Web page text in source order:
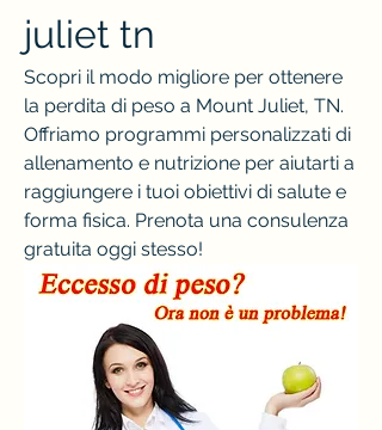
juliet tn
Scopri il modo migliore per ottenere
la perdita di peso a Mount Juliet, TN.
Offriamo programmi personalizzati di
allenamento e nutrizione per aiutarti a
raggiungere i tuoi obiettivi di salute e
forma fisica. Prenota una consulenza
gratuita oggi stesso!